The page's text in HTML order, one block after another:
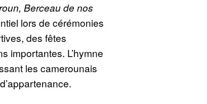
Berceau de nos
lors de cérémonies
des fêtes
importantes. L’hymne
les camerounais